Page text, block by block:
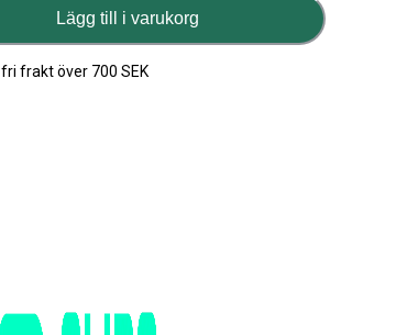
Lägg till i varukorg
fri frakt över 700 SEK